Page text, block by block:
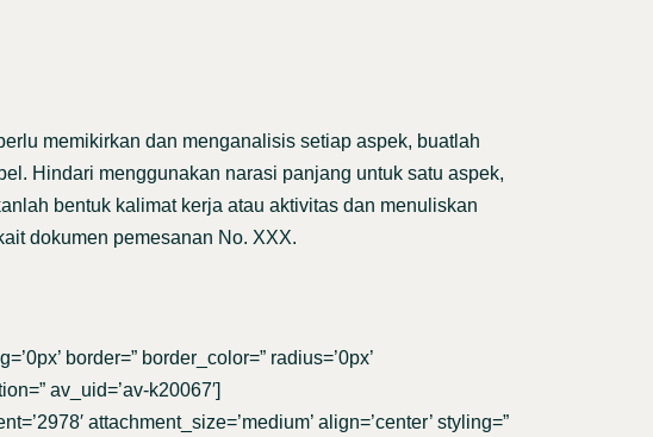
memikirkan dan menganalisis setiap aspek, buatlah
Hindari menggunakan narasi panjang untuk satu aspek,
bentuk kalimat kerja atau aktivitas dan menuliskan
dokumen pemesanan No. XXX.
border=” border_color=” radius=’0px’
av_uid=’av-k20067′]
attachment_size=’medium’ align=’center’ styling=”